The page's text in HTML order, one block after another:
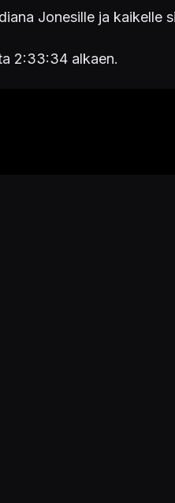
Jonesille ja kaikelle
2:33:34 alkaen.